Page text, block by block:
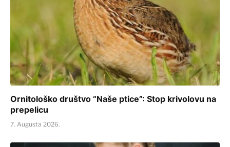
Ornitološko društvo “Naše ptice”: Stop krivolovu na
prepelicu
7. Augusta 2026.